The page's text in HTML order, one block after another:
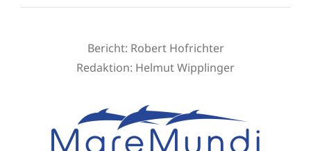
Bericht: Robert Hofrichter
Redaktion: Helmut Wipplinger